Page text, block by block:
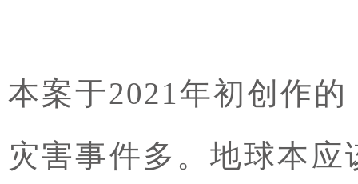
本案于2021年初创作
灾害事件多。地球本